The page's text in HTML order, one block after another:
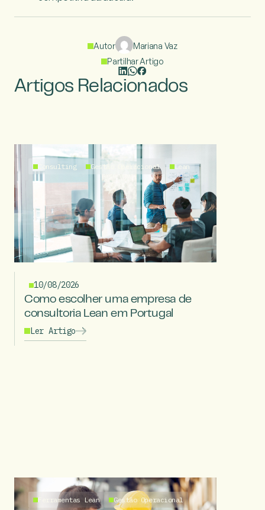
Autor
Mariana Vaz
Partilhar Artigo
Artigos Relacionados
Consulting Gestão Operacional Lean
10/08/2026
Como escolher uma empresa de
consultoria Lean em Portugal
Ler Artigo
Ferramentas Lean
Gestão Operacional